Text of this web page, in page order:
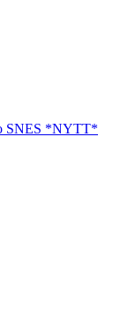
SNES *NYTT*